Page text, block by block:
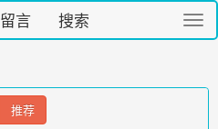
切
换
留言 搜索
推荐